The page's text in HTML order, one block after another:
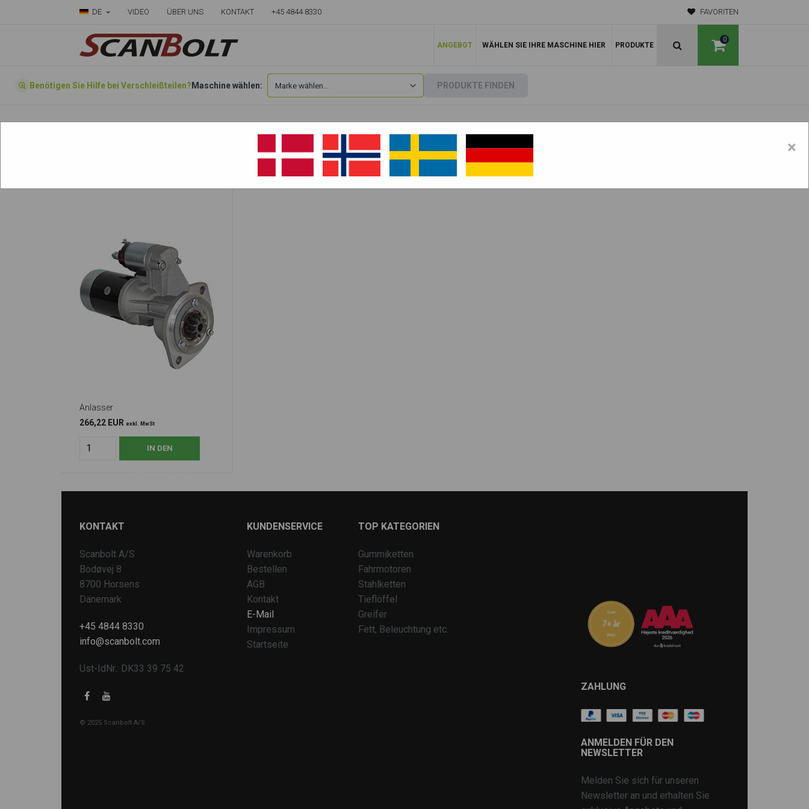
DE VIDEO ÜBER UNS KONTAKT +45 4844 8330 FAVORITEN
0
ANGEBOT WÄHLEN SIE IHRE MASCHINE HIER PRODUKTE
Benötigen Sie Hilfe bei Verschleißteilen? Maschine wählen: PRODUKTE FINDEN
Anlasser
266,22 EUR exkl. MwSt
KONTAKT
Scanbolt A/S
Bodøvej 8
8700 Horsens
Dänemark
+45 4844 8330
info@scanbolt.com
Ust-IdNr.: DK33 39 75 42
© 2025 Scanbolt A/S
KUNDENSERVICE
Warenkorb
Bestellen
AGB
Kontakt
E-Mail
Impressum
Startseite
TOP KATEGORIEN
Gummiketten
Fahrmotoren
Stahlketten
Tieflöffel
Greifer
Fett, Beleuchtung etc.
ZAHLUNG
ANMELDEN FÜR DEN
NEWSLETTER
Melden Sie sich für unseren
Newsletter an und erhalten Sie
×